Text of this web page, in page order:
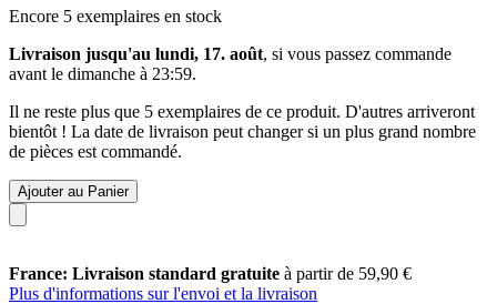
Encore 5 exemplaires en stock
Livraison jusqu'au lundi, 17. août, si vous passez commande
avant le dimanche à 23:59.
Il ne reste plus que 5 exemplaires de ce produit. D'autres arriveront
bientôt ! La date de livraison peut changer si un plus grand nombre
de pièces est commandé.
Ajouter au Panier
France: Livraison standard gratuite à partir de 59,90 €
Plus d'informations sur l'envoi et la livraison